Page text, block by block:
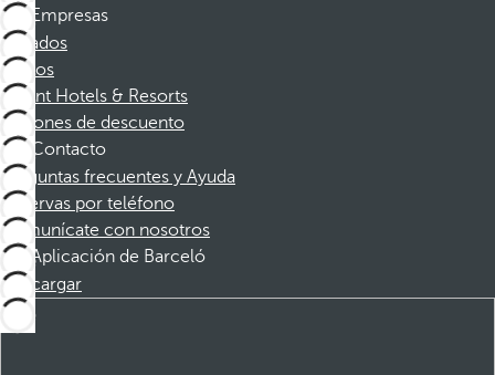
Empresas
Afiliados
Socios
Dorint Hotels & Resorts
Cupones de descuento
Contacto
Preguntas frecuentes y Ayuda
Reservas por teléfono
Comunícate con nosotros
Aplicación de Barceló
Descargar